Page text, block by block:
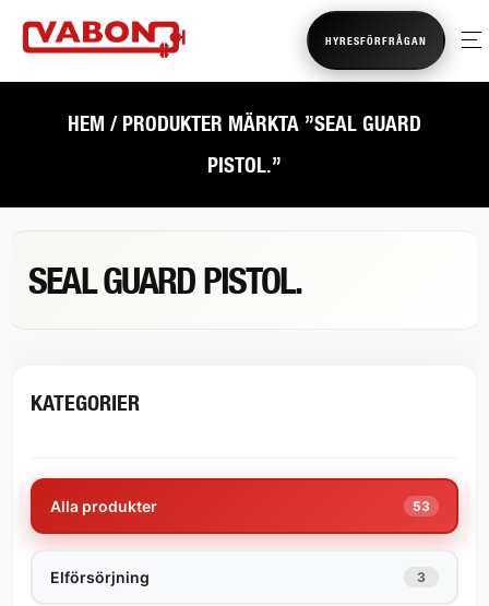
HYRESFÖRFRÅGAN
HEM / PRODUKTER MÄRKTA ”SEAL GUARD
PISTOL.”
SEAL GUARD PISTOL.
KATEGORIER
Alla produkter 53
Elförsörjning 3